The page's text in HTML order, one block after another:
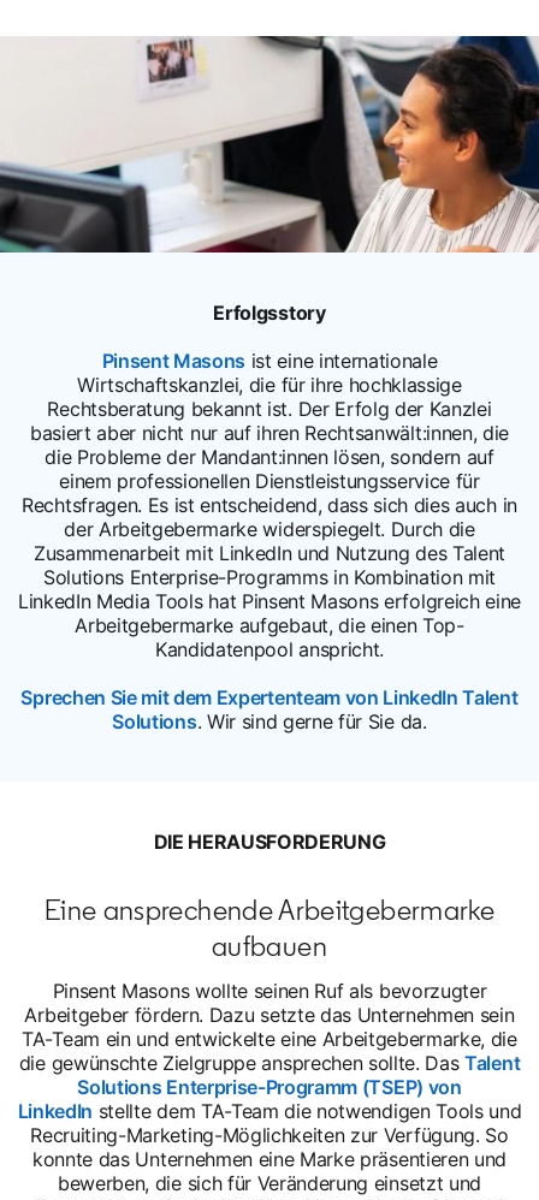
Erfolgsstory
Pinsent Masons opens in a new tab
ist eine internationale
Wirtschaftskanzlei, die für ihre hochklassige
Rechtsberatung bekannt ist. Der Erfolg der Kanzlei
basiert aber nicht nur auf ihren Rechtsanwält:innen, die
die Probleme der Mandant:innen lösen, sondern auf
einem professionellen Dienstleistungsservice für
Rechtsfragen. Es ist entscheidend, dass sich dies auch in
der Arbeitgebermarke widerspiegelt. Durch die
Zusammenarbeit mit LinkedIn und Nutzung des Talent
Solutions Enterprise-Programms in Kombination mit
LinkedIn Media Tools hat Pinsent Masons erfolgreich eine
Arbeitgebermarke aufgebaut, die einen Top-
Kandidatenpool anspricht.
Sprechen Sie mit dem Expertenteam von LinkedIn Talent
Solutions. Wir sind gerne für Sie da.
DIE HERAUSFORDERUNG
Eine ansprechende Arbeitgebermarke
aufbauen
Pinsent Masons wollte seinen Ruf als bevorzugter
Arbeitgeber fördern. Dazu setzte das Unternehmen sein
TA-Team ein und entwickelte eine Arbeitgebermarke, die
die gewünschte Zielgruppe ansprechen sollte. DasTalent
Solutions Enterprise-Programm (TSEP) von
LinkedIn stellte dem TA-Team die notwendigen Tools und
Recruiting-Marketing-Möglichkeiten zur Verfügung. So
konnte das Unternehmen eine Marke präsentieren und
bewerben, die sich für Veränderung einsetzt und